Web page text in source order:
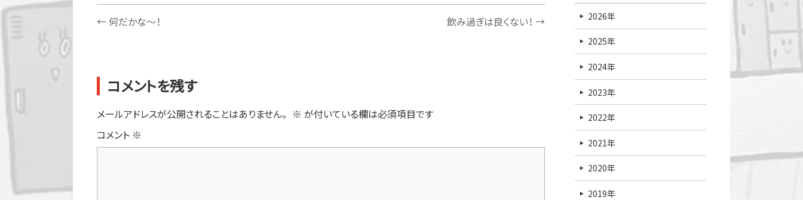
← 何だかな～！ 飲み過ぎは良くない！ →
コメントを残す
メールアドレスが公開されることはありません。 ※ が付いている欄は必須項目です
コメント ※
2026年
2025年
2024年
2023年
2022年
2021年
2020年
2019年